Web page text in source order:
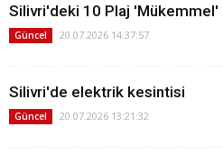
Silivri'deki 10 Plaj 'Mükemmel'
Güncel 20.07.2026 14:37:57
Silivri'de elektrik kesintisi
Güncel 20.07.2026 13:21:32